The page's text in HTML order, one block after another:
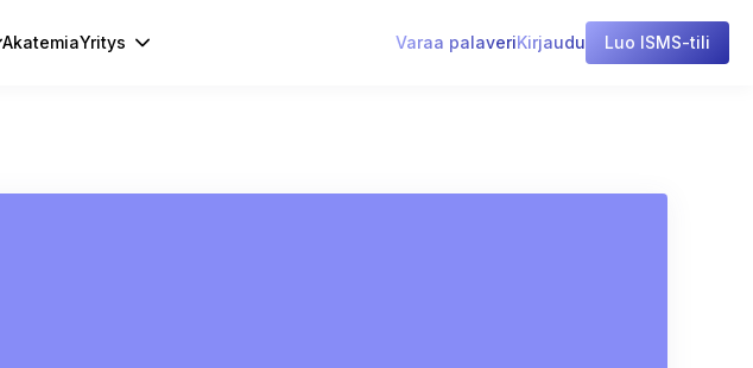
AkatemiaYritys Varaa palaveriKirjaudu Luo ISMS-tili